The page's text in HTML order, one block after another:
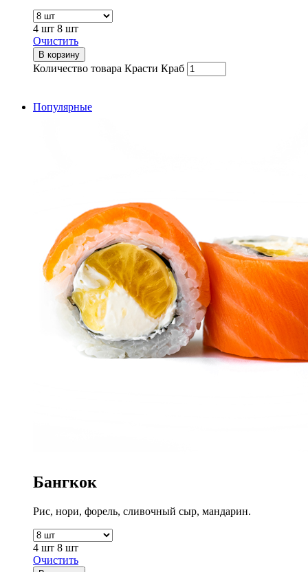
4 шт 8 шт
Очистить
В корзину
Количество товара Красти Краб
Популярные
Бангкок
Рис, нори, форель, сливочный сыр, мандарин.
4 шт 8 шт
Очистить